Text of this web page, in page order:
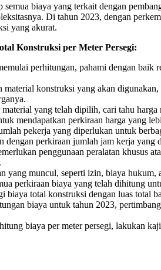
biaya yang terkait dengan
Di tahun 2023, dengan
yang akurat.
Konstruksi per Meter Persegi:
perhitungan, pahami dengan
material konstruksi yang akan
yang telah dipilih, cari tahu
mendapatkan perkiraan harga yang
pekerja yang diperlukan untuk
dengan perkiraan jumlah jam kerja yang
penggunaan peralatan khusus
yang muncul, seperti izin, biaya
perkiraan biaya yang telah dihitung
biaya total konstruksi dengan luas total
biaya untuk tahun 2023,
biaya per meter persegi, lakukan